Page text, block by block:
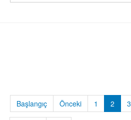
Başlangıç Önceki 1 2 3